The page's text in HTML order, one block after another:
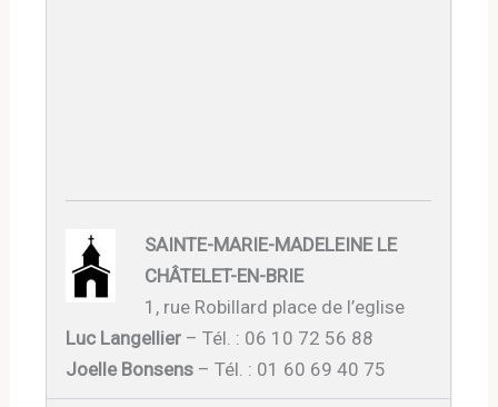
SAINTE-MARIE-MADELEINE LE
CHÂTELET-EN-BRIE
1, rue Robillard place de l’eglise
Luc Langellier – Tél. : 06 10 72 56 88
Joelle Bonsens – Tél. : 01 60 69 40 75